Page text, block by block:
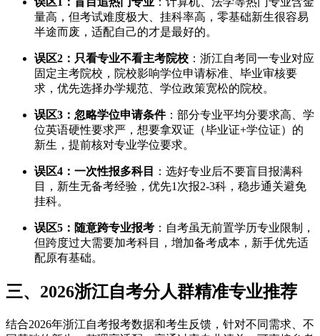
量高，但考试难度极大、挂科率高，零基础新生很容易
半途而废，适配自己的才是最好的。
误区2：只看专业不看主考院校 ：浙江自考同一专业对应
固定主考院校，院校影响学位申请标准、毕业审核要
求，优先选择办学规范、学位政策宽松的院校。
误区3：忽略学位申请条件：部分专业平均分要求高、学
位英语硬性要求严，想要拿双证（毕业证+学位证）的
新生，提前核对专业学位要求。
误区4：一次性报多科目
：选好专业后不要盲目报满科
目，新生无备考经验，优先1次报2-3科，稳步通关避免
挂科。
误区5：随意跨专业报考 ：自考虽无前置学历专业限制，
但跨度过大需要加考科目，增加备考成本，新手优先适
配原有基础。
三、2026浙江自考分人群精准专业推荐
结合2026年浙江自考报考数据和考生反馈，针对不同需求、不